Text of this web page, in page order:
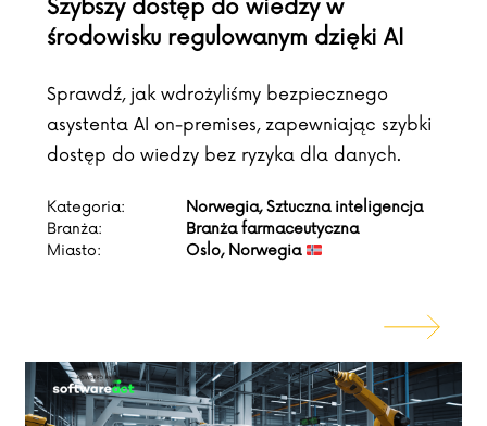
Szybszy dostęp do wiedzy w
środowisku regulowanym dzięki AI
Sprawdź, jak wdrożyliśmy bezpiecznego
asystenta AI on-premises, zapewniając szybki
dostęp do wiedzy bez ryzyka dla danych.
Kategoria:
Norwegia, Sztuczna inteligencja
Branża:
Branża farmaceutyczna
Miasto:
Oslo, Norwegia